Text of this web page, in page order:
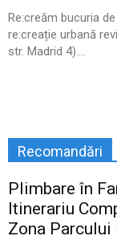
Re:creăm bucuria
re:creație urbană
str. Madrid 4)....
Recomandări
Plimbare în
Itinerariu
Zona Parcului